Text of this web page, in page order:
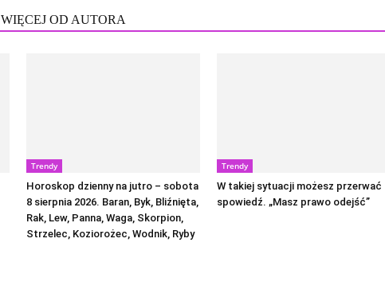
WIĘCEJ OD AUTORA
Trendy
Horoskop dzienny na jutro – sobota
8 sierpnia 2026. Baran, Byk, Bliźnięta,
Rak, Lew, Panna, Waga, Skorpion,
Strzelec, Koziorożec, Wodnik, Ryby
Trendy
W takiej sytuacji możesz przerwać
spowiedź. „Masz prawo odejść”